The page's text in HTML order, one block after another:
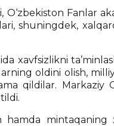
O‘zbekiston Fanlar
shuningdek,
xavfsizlikni
oldini olish,
qildilar. Markaziy
mintaqaning